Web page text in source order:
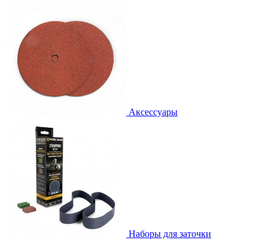
Аксессуары
Наборы для заточки